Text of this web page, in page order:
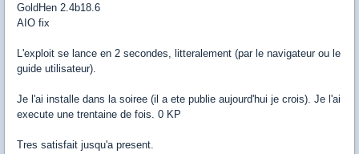
GoldHen 2.4b18.6
AIO fix
L'exploit se lance en 2 secondes, litteralement (par le navigateur ou le
guide utilisateur).
Je l'ai installe dans la soiree (il a ete publie aujourd'hui je crois). Je l'ai
execute une trentaine de fois. 0 KP
Tres satisfait jusqu'a present.